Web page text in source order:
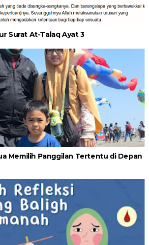
Surat At-Talaq Ayat 3
Memilih Panggilan Tertentu di Depan